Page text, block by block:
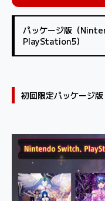
パッケージ版（
PlayStation5）
初回限定パッケージ